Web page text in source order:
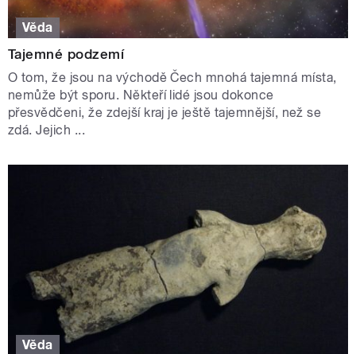
Věda
Tajemné podzemí
O tom, že jsou na východě Čech mnohá tajemná místa,
nemůže být sporu. Někteří lidé jsou dokonce
přesvědčeni, že zdejší kraj je ještě tajemnější, než se
zdá. Jejich ...
Věda